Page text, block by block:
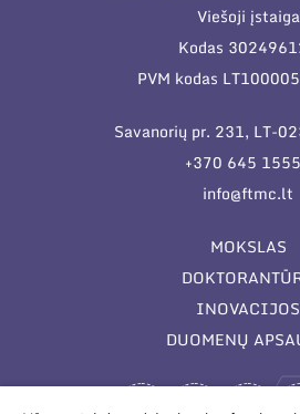
Viešoji įstaiga
Kodas
PVM kodas
Savanorių pr. 231, LT-
+370 645
info@ftmc.lt
MOKSLAS
INOVACIJOS
DUOMENŲ